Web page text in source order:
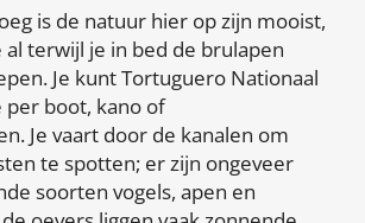
is de natuur hier op zijn mooist,
terwijl je in bed de brulapen
Je kunt Tortuguero Nationaal
per boot, kano of
Je vaart door de kanalen om
te spotten; er zijn ongeveer
soorten vogels, apen en